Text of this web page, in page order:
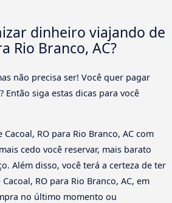
dinheiro viajando de
Rio Branco, AC?
não precisa ser! Você quer pagar
Então siga estas dicas para você
Cacoal, RO para Rio Branco, AC com
cedo você reservar, mais barato
Além disso, você terá a certeza de ter
RO para Rio Branco, AC, em
no último momento ou